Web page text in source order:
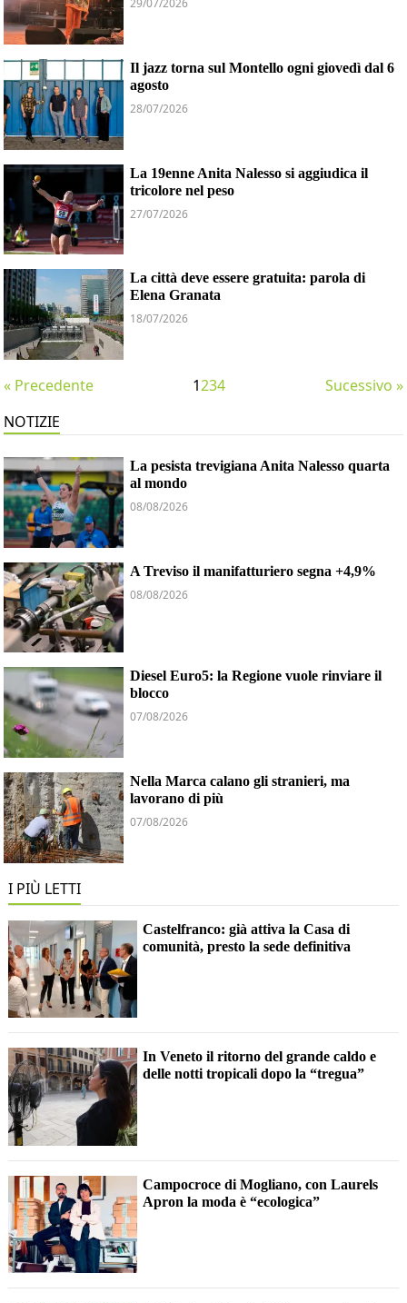
29/07/2026
Il jazz torna sul Montello ogni giovedì dal 6
agosto
28/07/2026
La 19enne Anita Nalesso si aggiudica il
tricolore nel peso
27/07/2026
La città deve essere gratuita: parola di
Elena Granata
18/07/2026
« Precedente 1234
Sucessivo »
NOTIZIE
La pesista trevigiana Anita Nalesso quarta
al mondo
08/08/2026
A Treviso il manifatturiero segna +4,9%
08/08/2026
Diesel Euro5: la Regione vuole rinviare il
blocco
07/08/2026
Nella Marca calano gli stranieri, ma
lavorano di più
07/08/2026
I PIÙ LETTI
Castelfranco: già attiva la Casa di
comunità, presto la sede definitiva
In Veneto il ritorno del grande caldo e
delle notti tropicali dopo la “tregua”
Campocroce di Mogliano, con Laurels
Apron la moda è “ecologica”